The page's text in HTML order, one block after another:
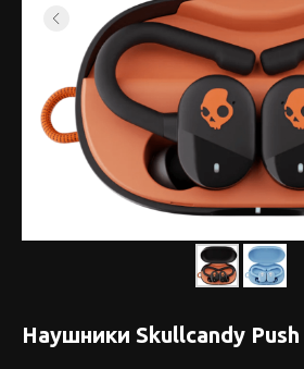
Наушники Skullcandy